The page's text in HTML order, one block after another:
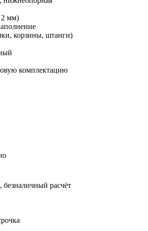
мм)
корзины, штанги)
комплектацию
расчёт